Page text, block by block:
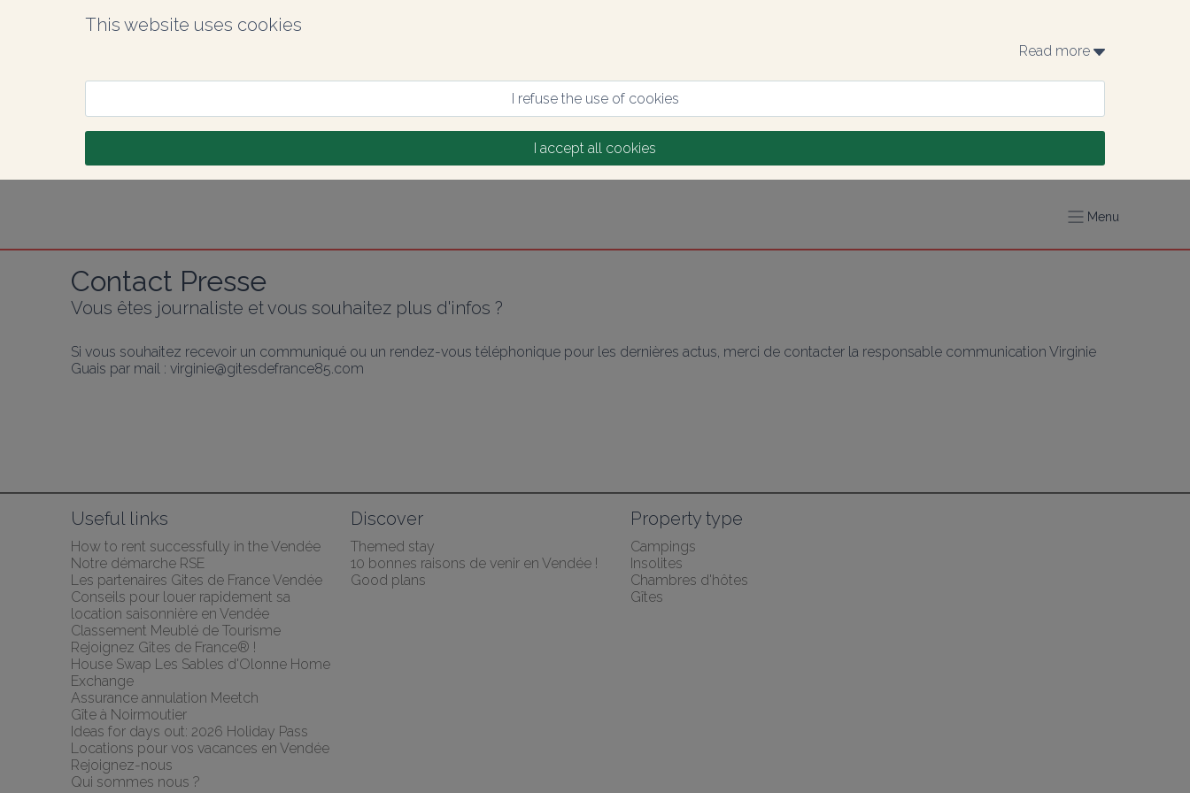
This website uses cookies
Read more
I refuse the use of cookies
I accept all cookies
Menu
Contact Presse
Vous êtes journaliste et vous souhaitez plus d'infos ?
Si vous souhaitez recevoir un communiqué ou un rendez-vous téléphonique pour les dernières actus, merci de contacter la responsable communication Virginie
Guais par mail : virginie@gitesdefrance85.com
Useful links
How to rent successfully in the Vendée
Notre démarche RSE
Les partenaires Gites de France Vendée
Conseils pour louer rapidement sa
location saisonnière en Vendée
Classement Meublé de Tourisme
Rejoignez Gîtes de France® !
House Swap Les Sables d'Olonne Home
Exchange
Assurance annulation Meetch
Gîte à Noirmoutier
Ideas for days out: 2026 Holiday Pass
Locations pour vos vacances en Vendée
Rejoignez-nous
Qui sommes nous ?
Discover
Themed stay
10 bonnes raisons de venir en Vendée !
Good plans
Property type
Campings
Insolites
Chambres d'hôtes
Gîtes